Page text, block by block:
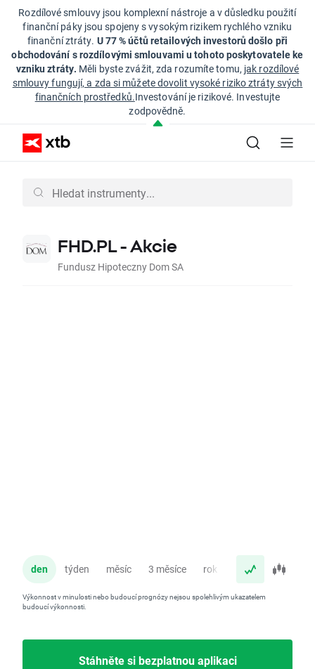
Rozdílové smlouvy jsou komplexní nástroje a v důsledku použití
finanční páky jsou spojeny s vysokým rizikem rychlého vzniku
finanční ztráty. U 77 % účtů retailových investorů došlo při
obchodování s rozdílovými smlouvami u tohoto poskytovatele ke
vzniku ztráty. Měli byste zvážit, zda rozumíte tomu, jak rozdílové
smlouvy fungují, a zda si můžete dovolit vysoké riziko ztráty svých
finančních prostředků.Investování je rizikové. Investujte
zodpovědně.
FHD.PL - Akcie
Fundusz Hipoteczny Dom SA
den týden měsíc 3 měsíce rok
Výkonnost v minulosti nebo budoucí prognózy nejsou spolehlivým ukazatelem
budoucí výkonnosti.
Stáhněte si bezplatnou aplikaci